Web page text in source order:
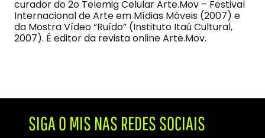
curador do 2o Telemig Celular Arte.Mov – Festival
Internacional de Arte em Mídias Móveis (2007) e
da Mostra Vídeo “Ruído” (Instituto Itaú Cultural,
2007). É editor da revista online Arte.Mov.
SIGA O MIS NAS REDES SOCIAIS